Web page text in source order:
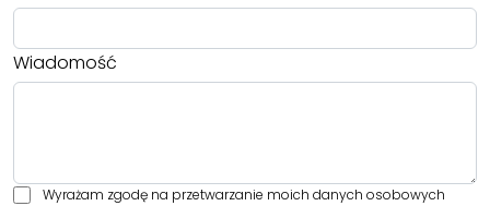
Wiadomość
Wyrażam zgodę na przetwarzanie moich danych osobowych